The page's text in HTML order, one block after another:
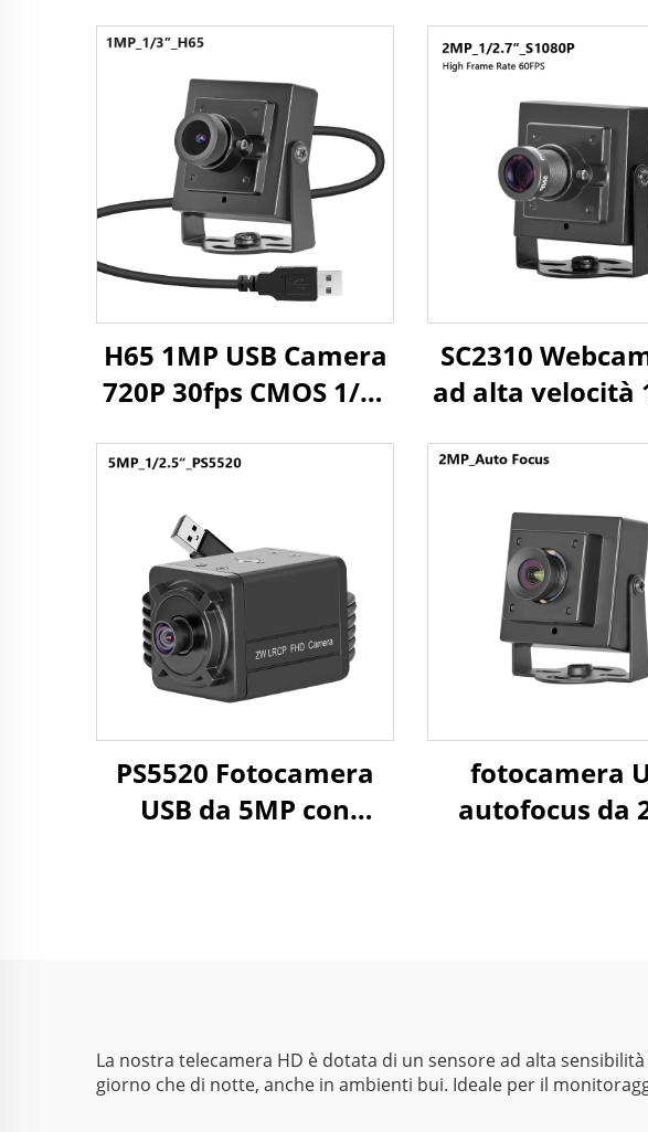
H65 1MP USB Camera
720P 30fps CMOS 1/3"
Mini Camera con
SC2310
ad alta velocità
Plug Play
PS5520 Fotocamera
USB da 5MP con
fotocamera
autofocus da
La nostra telecamera HD è dotata di un sensore ad alta
giorno che di notte, anche in ambienti bui. Ideale per il